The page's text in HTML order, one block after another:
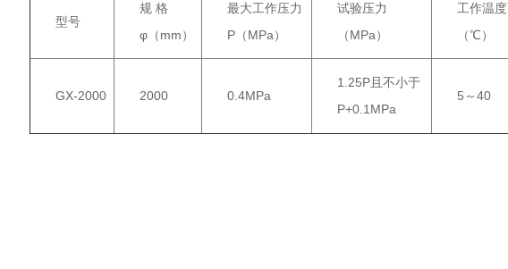
型号
规 格
φ（mm）
最大工作压力
P（MPa）
试验压力
（MPa）
工作温度
（℃）
GX-2000 2000 0.4MPa
1.25P且不小于
P+0.1MPa
5～40